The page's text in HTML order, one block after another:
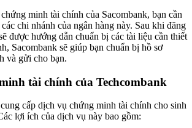
minh tài chính của Sacombank, bạn cần
chi nhánh của ngân hàng này. Sau khi đăng
được hướng dẫn chuẩn bị các tài liệu cần thiết
Sacombank sẽ giúp bạn chuẩn bị hồ sơ
và gửi cho bạn.
tài chính của Techcombank
cấp dịch vụ chứng minh tài chính cho sinh
lợi ích của dịch vụ này bao gồm: